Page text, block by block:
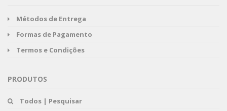
Métodos de Entrega
Formas de Pagamento
Termos e Condições
PRODUTOS
Todos | Pesquisar